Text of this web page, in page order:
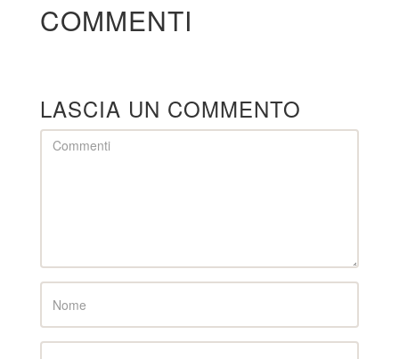
COMMENTI
LASCIA UN COMMENTO
Comment
Name
Email